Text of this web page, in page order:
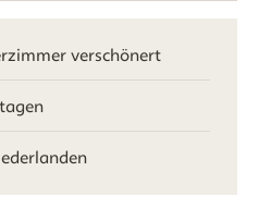
verschönert